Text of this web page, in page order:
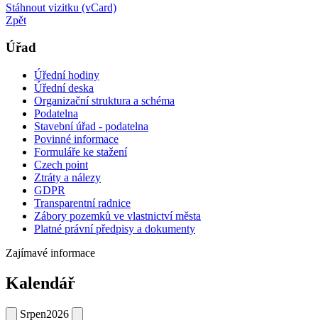
Stáhnout vizitku (vCard)
Zpět
Úřad
Úřední hodiny
Úřední deska
Organizační struktura a schéma
Podatelna
Stavební úřad - podatelna
Povinné informace
Formuláře ke stažení
Czech point
Ztráty a nálezy
GDPR
Transparentní radnice
Zábory pozemků ve vlastnictví města
Platné právní předpisy a dokumenty
Zajímavé informace
Kalendář
Srpen2026